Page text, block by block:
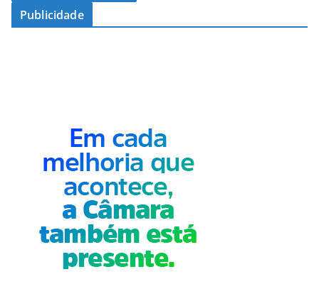
Publicidade